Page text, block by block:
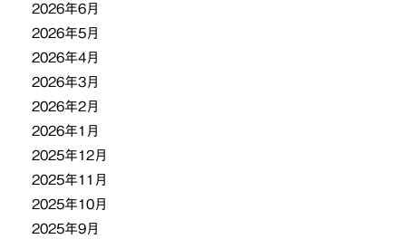
ン2026年6月
2026年5月
2026年4月
2026年3月
2026年2月
2026年1月
2025年12月
2025年11月
2025年10月
2025年9月